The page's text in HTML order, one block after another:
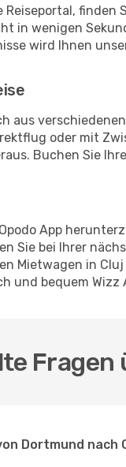
Reiseportal,
in wenigen
wird Ihnen
aus
oder mit
Buchen Sie
App
Sie bei Ihrer
Mietwagen in
und bequem Wizz
Fragen
Dortmund nach